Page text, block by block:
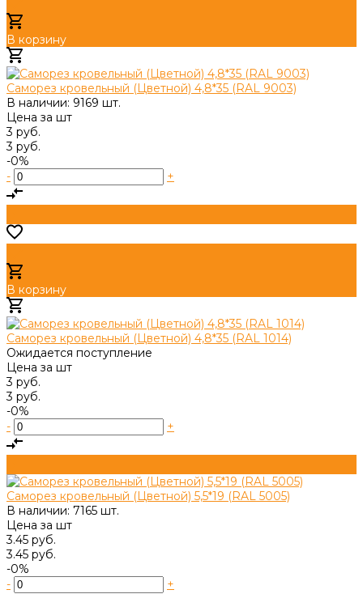
В корзину
Саморез кровельный (Цветной) 4,8*35 (RAL 9003)
В наличии: 9169 шт.
Цена за шт
3 руб.
3 руб.
-0%
-
+
В корзину
Саморез кровельный (Цветной) 4,8*35 (RAL 1014)
Ожидается поступление
Цена за шт
3 руб.
3 руб.
-0%
-
+
Саморез кровельный (Цветной) 5,5*19 (RAL 5005)
В наличии: 7165 шт.
Цена за шт
3.45 руб.
3.45 руб.
-0%
-
+